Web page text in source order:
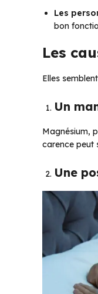
Les
bon
Les
Elles
Un
Magnésium,
carence peut
Une